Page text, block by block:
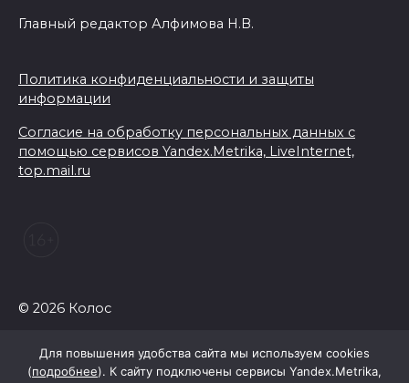
Главный редактор Алфимова Н.В.
Политика конфиденциальности и защиты
информации
Согласие на обработку персональных данных с
помощью сервисов Yandex.Metrika, LiveInternet,
top.mail.ru
© 2026 Колос
Для повышения удобства сайта мы используем cookies
(подробнее). К сайту подключены сервисы Yandex.Metrika,